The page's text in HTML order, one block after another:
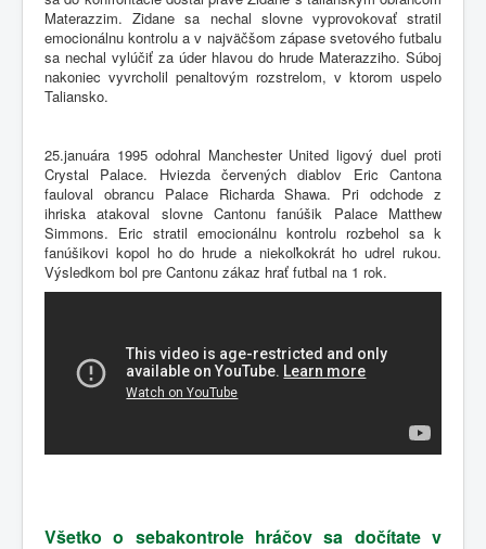
Materazzim. Zidane sa nechal slovne vyprovokovať stratil
emocionálnu kontrolu a v najväčšom zápase svetového futbalu
sa nechal vylúčiť za úder hlavou do hrude Materazziho. Súboj
nakoniec vyvrcholil penaltovým rozstrelom, v ktorom uspelo
Taliansko.
25.januára 1995 odohral Manchester United ligový duel proti
Crystal Palace. Hviezda červených diablov Eric Cantona
fauloval obrancu Palace Richarda Shawa. Pri odchode z
ihriska atakoval slovne Cantonu fanúšik Palace Matthew
Simmons. Eric stratil emocionálnu kontrolu rozbehol sa k
fanúšikovi kopol ho do hrude a niekoľkokrát ho udrel rukou.
Výsledkom bol pre Cantonu zákaz hrať futbal na 1 rok.
Všetko o sebakontrole hráčov sa dočítate v